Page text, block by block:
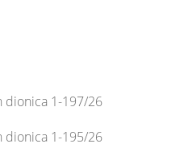
dionica 1-197/26
dionica 1-195/26